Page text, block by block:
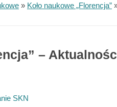
» Koło naukowe „Florencja”
–
SKN